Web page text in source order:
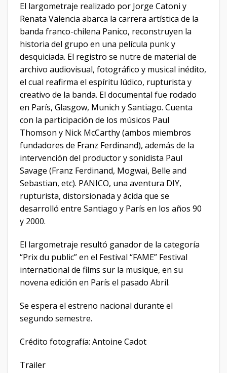
El largometraje realizado por Jorge Catoni y
Renata Valencia abarca la carrera artística de la
banda franco-chilena Panico, reconstruyen la
historia del grupo en una película punk y
desquiciada. El registro se nutre de material de
archivo audiovisual, fotográfico y musical inédito,
el cual reafirma el espíritu lúdico, rupturista y
creativo de la banda. El documental fue rodado
en París, Glasgow, Munich y Santiago. Cuenta
con la participación de los músicos Paul
Thomson y Nick McCarthy (ambos miembros
fundadores de Franz Ferdinand), además de la
intervención del productor y sonidista Paul
Savage (Franz Ferdinand, Mogwai, Belle and
Sebastian, etc). PANICO, una aventura DIY,
rupturista, distorsionada y ácida que se
desarrolló entre Santiago y París en los años 90
y 2000.
El largometraje resultó ganador de la categoría
“Prix du public” en el Festival “FAME” Festival
international de films sur la musique, en su
novena edición en París el pasado Abril.
Se espera el estreno nacional durante el
segundo semestre.
Crédito fotografía: Antoine Cadot
Trailer